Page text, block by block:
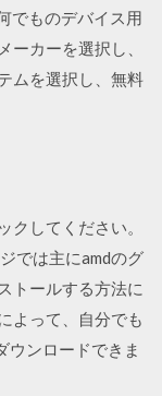
でものデバイス用
ーカーを選択し、
ムを選択し、無料
クしてください。
では主にamdのグ
トールする方法に
よって、自分でも
ウンロードできま